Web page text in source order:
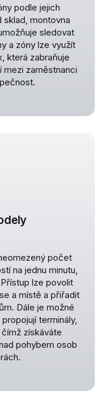
podle jejich
montovna
sledovat
a zóny lze využít
která zabraňuje
mezi zaměstnanci
počet
na jednu minutu,
lze povolit
a místě a přiřadit
Dále je možné
terminály,
získáváte
pohybem osob